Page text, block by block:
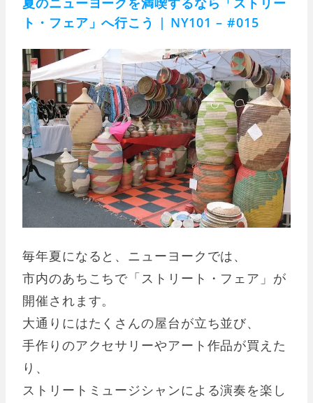
ト・フェア」へ行こう | NY101 – #015
毎年夏になると、ニューヨークでは、
市内のあちこちで「ストリート・フェア」が
開催されます。
大通りにはたくさんの屋台が立ち並び、
手作りのアクセサリーやアート作品が買えた
り、
ストリートミュージシャンによる演奏を楽し